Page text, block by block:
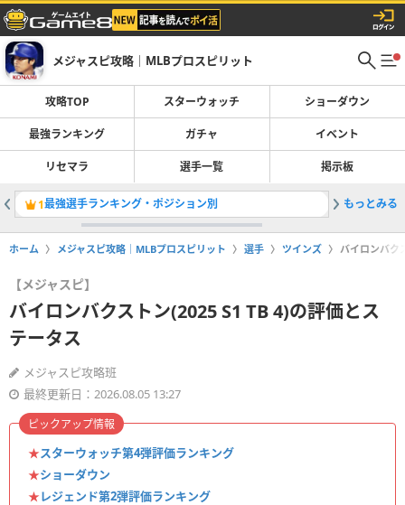
メジャスピ攻略｜MLBプロスピリット
攻略TOP スターウォッチ ショーダウン
最強ランキング ガチャ イベント
リセマラ 選手一覧 掲示板
1最強選手ランキング・ポジション別 2レジェ
もっとみる
ホーム メジャスピ攻略｜MLBプロスピリット 選手 ツインズ バイロンバク
【メジャスピ】
バイロンバクストン(2025 S1 TB 4)の評価とス
テータス
メジャスピ攻略班
最終更新日：2026.08.05 13:27
★スターウォッチ第4弾評価ランキング
★ショーダウン
★レジェンド第2弾評価ランキング
ピックアップ情報